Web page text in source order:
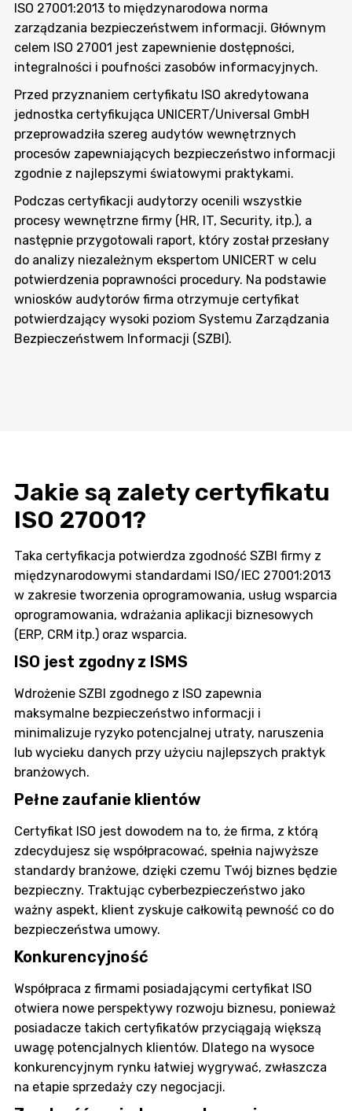
ISO 27001:2013 to międzynarodowa norma
zarządzania bezpieczeństwem informacji. Głównym
celem ISO 27001 jest zapewnienie dostępności,
integralności i poufności zasobów informacyjnych.
Przed przyznaniem certyfikatu ISO akredytowana
jednostka certyfikująca UNICERT/Universal GmbH
przeprowadziła szereg audytów wewnętrznych
procesów zapewniających bezpieczeństwo informacji
zgodnie z najlepszymi światowymi praktykami.
Podczas certyfikacji audytorzy ocenili wszystkie
procesy wewnętrzne firmy (HR, IT, Security, itp.), a
następnie przygotowali raport, który został przesłany
do analizy niezależnym ekspertom UNICERT w celu
potwierdzenia poprawności procedury. Na podstawie
wniosków audytorów firma otrzymuje certyfikat
potwierdzający wysoki poziom Systemu Zarządzania
Bezpieczeństwem Informacji (SZBI).
Jakie są zalety certyfikatu
ISO 27001?
Taka certyfikacja potwierdza zgodność SZBI firmy z
międzynarodowymi standardami ISO/IEC 27001:2013
w zakresie tworzenia oprogramowania, usług wsparcia
oprogramowania, wdrażania aplikacji biznesowych
(ERP, CRM itp.) oraz wsparcia.
ISO jest zgodny z ISMS
Wdrożenie SZBI zgodnego z ISO zapewnia
maksymalne bezpieczeństwo informacji i
minimalizuje ryzyko potencjalnej utraty, naruszenia
lub wycieku danych przy użyciu najlepszych praktyk
branżowych.
Pełne zaufanie klientów
Certyfikat ISO jest dowodem na to, że firma, z którą
zdecydujesz się współpracować, spełnia najwyższe
standardy branżowe, dzięki czemu Twój biznes będzie
bezpieczny. Traktując cyberbezpieczeństwo jako
ważny aspekt, klient zyskuje całkowitą pewność co do
bezpieczeństwa umowy.
Konkurencyjność
Współpraca z firmami posiadającymi certyfikat ISO
otwiera nowe perspektywy rozwoju biznesu, ponieważ
posiadacze takich certyfikatów przyciągają większą
uwagę potencjalnych klientów. Dlatego na wysoce
konkurencyjnym rynku łatwiej wygrywać, zwłaszcza
na etapie sprzedaży czy negocjacji.